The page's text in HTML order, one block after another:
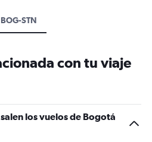
BOG-STN
con tu viaje
los vuelos de Bogotá